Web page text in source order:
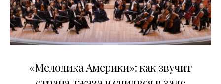
«Мелодика Америки»: как звучит